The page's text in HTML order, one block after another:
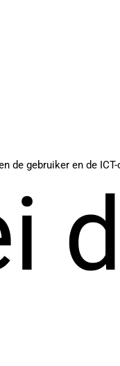
de gebruiker en de